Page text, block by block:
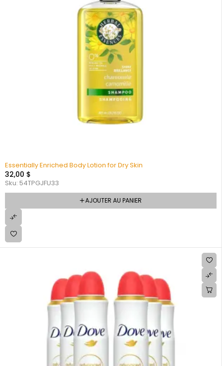
Essentially Enriched Body Lotion for Dry Skin
32,00 $
Sku: 54TPGJFU33
AJOUTER AU PANIER